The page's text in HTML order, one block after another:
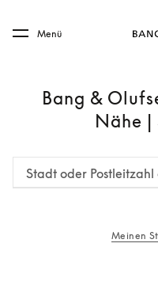
Skip to main footer
Menü
Bang &
Nähe |
Stadt oder
Meinen